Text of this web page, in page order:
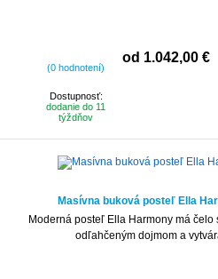
(0 hodnotení)
Dostupnosť:
dodanie do 11
týždňov
od 1.042,00 €
Masívna buková posteľ Ella
Moderná posteľ Ella Harmony má
odľahčeným dojmom a